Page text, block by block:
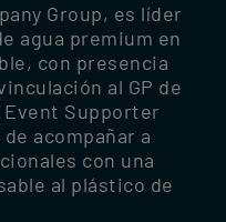
Group, es líder
agua premium en
con presencia
al GP de
Event Supporter
acompañar a
con una
al plástico de